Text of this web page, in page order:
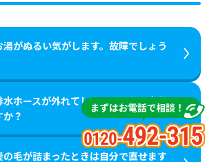
がぬるい気がします。故障でしょう
水ホースが外れてしまいました。自分
？
の毛が詰まったときは自分で直せます